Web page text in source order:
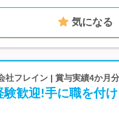
気になる
社フレイン | 賞与実績4か月
験歓迎!手に職を付